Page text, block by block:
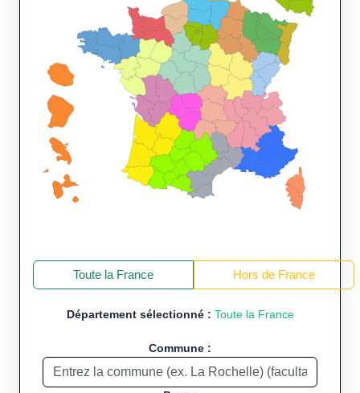
Toute la France Hors de France
Département sélectionné : Toute la France
Commune :